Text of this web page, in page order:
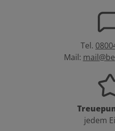
Tel.
Mail:
jedem